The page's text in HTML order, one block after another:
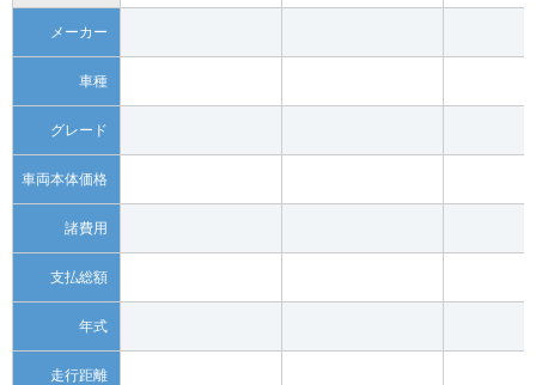
メーカー
車種
グレード
車両本体価格
諸費用
支払総額
年式
走行距離